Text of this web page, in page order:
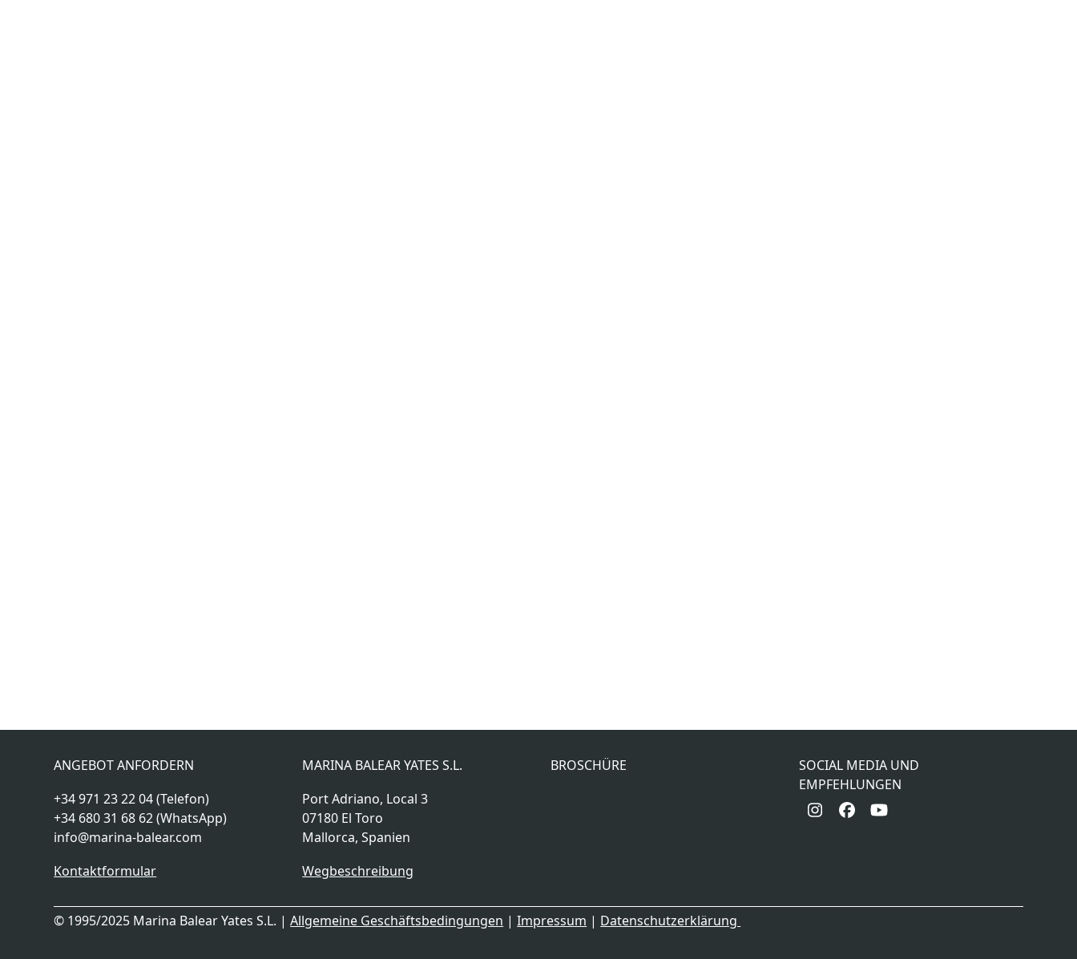
ANGEBOT ANFORDERN
+34 971 23 22 04 (Telefon)
+34 680 31 68 62 (WhatsApp)
info@marina-balear.com
Kontaktformular
MARINA BALEAR YATES S.L.
Port Adriano, Local 3
07180 El Toro
Mallorca, Spanien
Wegbeschreibung
BROSCHÜRE
SOCIAL MEDIA UND
EMPFEHLUNGEN
Instagram
Facebook
YouTube
© 1995/2025 Marina Balear Yates S.L. |Allgemeine Geschäftsbedingungen |Impressum | Datenschutzerklärung